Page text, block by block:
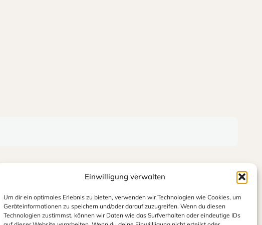
Einwilligung verwalten
Um dir ein optimales Erlebnis zu bieten, verwenden wir Technologien wie Cookies, um
Geräteinformationen zu speichern und/oder darauf zuzugreifen. Wenn du diesen
Technologien zustimmst, können wir Daten wie das Surfverhalten oder eindeutige IDs